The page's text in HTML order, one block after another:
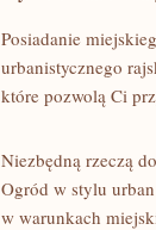
Posiadanie
urbanistycznego
które pozwolą Ci
Niezbędną rzeczą
Ogród w stylu
w warunkach